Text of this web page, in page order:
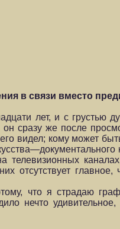
в связи вместо
лет, и с грустью
сразу же после
видел; кому может
отсутствует
что я страдаю
нечто